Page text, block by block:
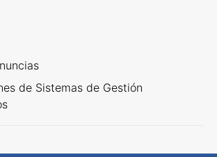
de Sistemas de Gestión